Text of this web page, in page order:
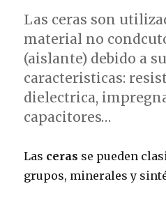
Las ceras son
material no
(aislante) debido a
caracteristicas:
dielectrica,
capacitores…
Las ceras se pueden
grupos, minerales y